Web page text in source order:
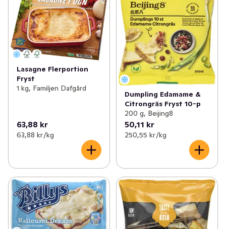
Lasagne Flerportion
Fryst
1 kg, Familjen Dafgård
63,88 kr
63,88 kr /kg
Dumpling Edamame &
Citrongräs Fryst 10-p
200 g, Beijing8
50,11 kr
250,55 kr /kg